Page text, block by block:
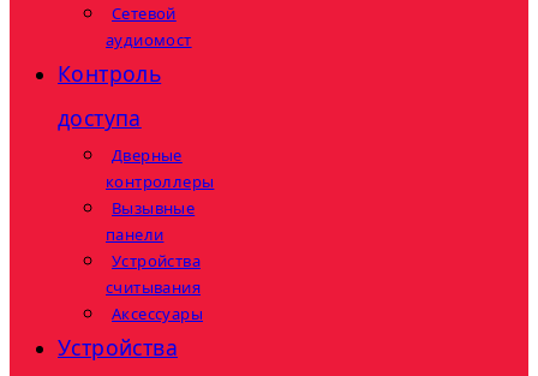
Сетевой
аудиомост
Контроль
доступа
Дверные
контроллеры
Вызывные
панели
Устройства
считывания
Аксессуары
Устройства